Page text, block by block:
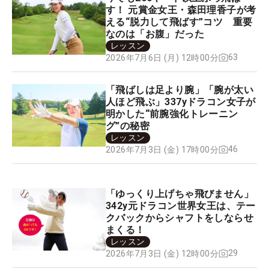
す！ 元賞金女王・森田理香子が考
える“脱力して飛ばす”コツ 重要
なのは「お腹」だった
レッスン
2026年7月6日 (月) 12時00分
63
「飛ばしは足より腕」「腕が太い
人ほど飛ぶ」337yドラコン女子が
明かした“前腕強化トレーニン
グ”の秘密
レッスン
2026年7月3日 (金) 17時00分
46
「ゆっくり上げちゃ飛びません」
342y元ドラコン世界女王は、テー
クバックからシャフトをしならせ
まくる！
レッスン
2026年7月3日 (金) 12時00分
29